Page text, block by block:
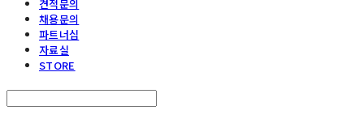
견적문의
채용문의
파트너십
자료실
STORE